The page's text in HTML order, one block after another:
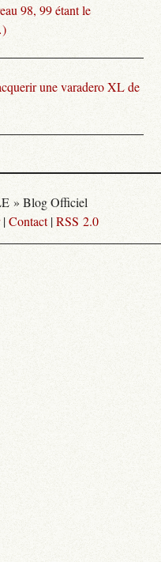
98, 99 étant le
une varadero XL de
» Blog Officiel
|Contact|RSS 2.0